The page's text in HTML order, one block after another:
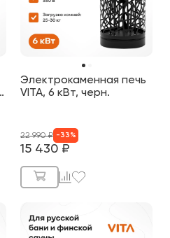
Электрокаменная печь
VITA, 6 кВт, черн.
15 430 ₽
22 990₽ - 33 %